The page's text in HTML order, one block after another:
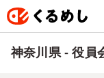
神奈川県 - 役員